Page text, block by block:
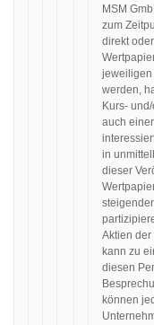
MSM
zum
direkt
jeweiligen
werden,
Kurs-
auch
in
dieser
Aktien
kann zu
diesen
können